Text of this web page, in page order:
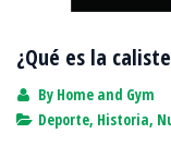
¿Qué es la
By Home and Gym
Deporte, Historia,